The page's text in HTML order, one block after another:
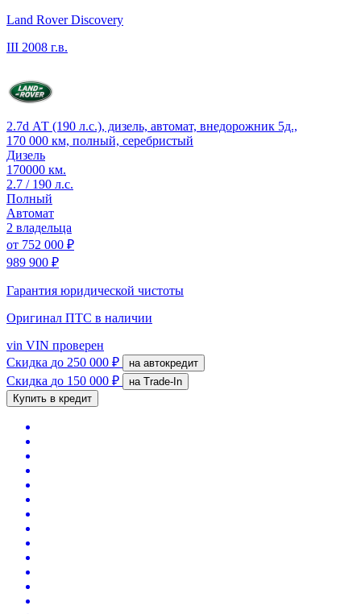
Land Rover Discovery
III 2008 г.в.
2.7d АТ (190 л.с.), дизель, автомат, внедорожник 5д.,
170 000 км, полный, серебристый
Дизель
170000 км.
2.7 / 190 л.с.
Полный
Автомат
2 владельца
от 752 000 ₽
989 900 ₽
Гарантия юридической чистоты
Оригинал ПТС в наличии
vin VIN проверен
Скидка до 250 000 ₽ на автокредит
Скидка до 150 000 ₽
на Trade-In
Купить в кредит